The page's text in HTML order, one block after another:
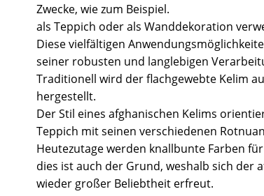
Zwecke, wie zum Beispiel.
als Teppich oder als Wanddekoration
Diese vielfältigen
seiner robusten und langlebigen
Traditionell wird der flachgewebte Kelim
hergestellt.
Der Stil eines afghanischen Kelims
Teppich mit seinen verschiedenen
Heutezutage werden knallbunte Farben
dies ist auch der Grund, weshalb sich der
wieder großer Beliebtheit erfreut.